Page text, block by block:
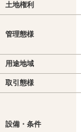
土地権利
管理態様
用途地域
取引態様
設備・条件